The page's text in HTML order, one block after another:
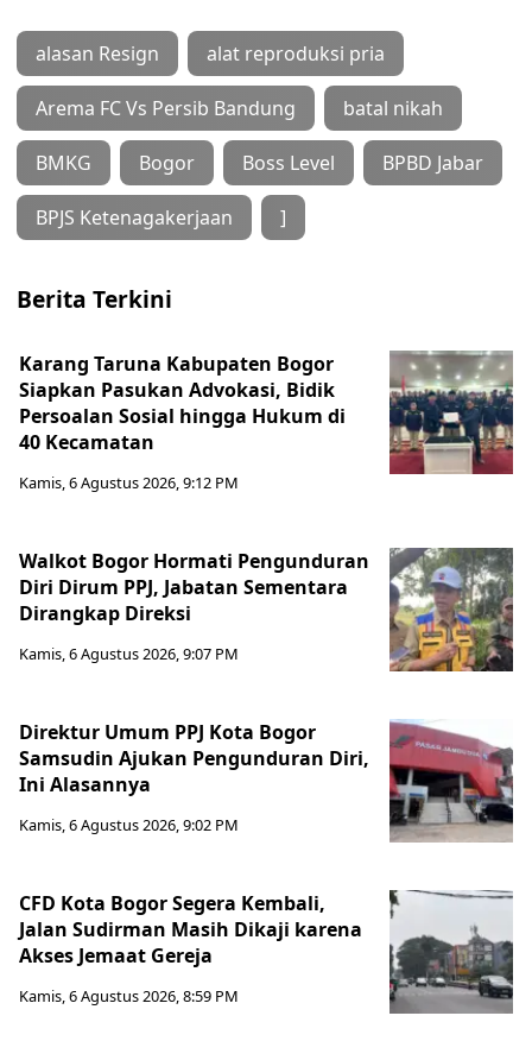
alasan Resign alat reproduksi pria
Arema FC Vs Persib Bandung batal nikah
BMKG Bogor Boss Level BPBD Jabar
BPJS Ketenagakerjaan ]
Berita Terkini
Karang Taruna Kabupaten Bogor
Siapkan Pasukan Advokasi, Bidik
Persoalan Sosial hingga Hukum di
40 Kecamatan
Kamis, 6 Agustus 2026, 9:12 PM
Walkot Bogor Hormati Pengunduran
Diri Dirum PPJ, Jabatan Sementara
Dirangkap Direksi
Kamis, 6 Agustus 2026, 9:07 PM
Direktur Umum PPJ Kota Bogor
Samsudin Ajukan Pengunduran Diri,
Ini Alasannya
Kamis, 6 Agustus 2026, 9:02 PM
CFD Kota Bogor Segera Kembali,
Jalan Sudirman Masih Dikaji karena
Akses Jemaat Gereja
Kamis, 6 Agustus 2026, 8:59 PM